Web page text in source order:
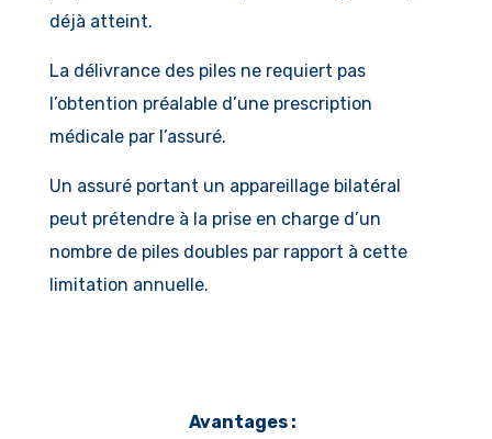
déjà atteint.
La délivrance des piles ne requiert pas
l’obtention préalable d’une prescription
médicale par l’assuré.
Un assuré portant un appareillage bilatéral
peut prétendre à la prise en charge d’un
nombre de piles doubles par rapport à cette
limitation annuelle.
Avantages :